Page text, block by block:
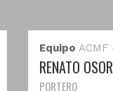
Equipo
RENATO
PORTERO